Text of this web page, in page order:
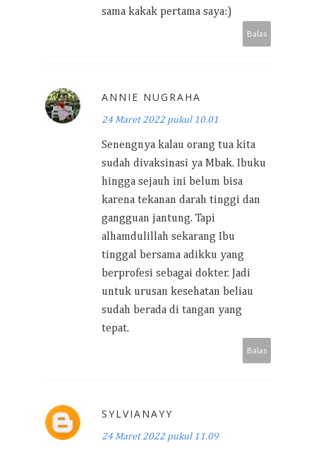
sama kakak pertama saya:)
Balas
ANNIE NUGRAHA
24 Maret 2022 pukul 10.01
Senengnya kalau orang tua kita
sudah divaksinasi ya Mbak. Ibuku
hingga sejauh ini belum bisa
karena tekanan darah tinggi dan
gangguan jantung. Tapi
alhamdulillah sekarang Ibu
tinggal bersama adikku yang
berprofesi sebagai dokter. Jadi
untuk urusan kesehatan beliau
sudah berada di tangan yang
tepat.
Balas
SYLVIANAYY
24 Maret 2022 pukul 11.09